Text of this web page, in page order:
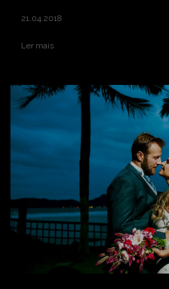
21.04.2018
Ler mais